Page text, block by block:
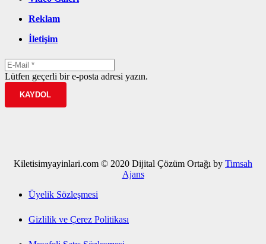
Reklam
İletişim
Lütfen geçerli bir e-posta adresi yazın.
KAYDOL
Kiletisimyayinlari.com © 2020 Dijital Çözüm Ortağı by Timsah
Ajans
Üyelik Sözleşmesi
Gizlilik ve Çerez Politikası